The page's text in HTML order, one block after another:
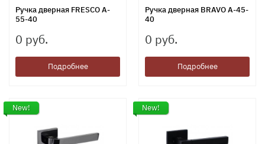
Ручка дверная FRESCO A-
55-40
0 руб.
Подробнее
Ручка дверная BRAVO A-45-
40
0 руб.
Подробнее
New! New!